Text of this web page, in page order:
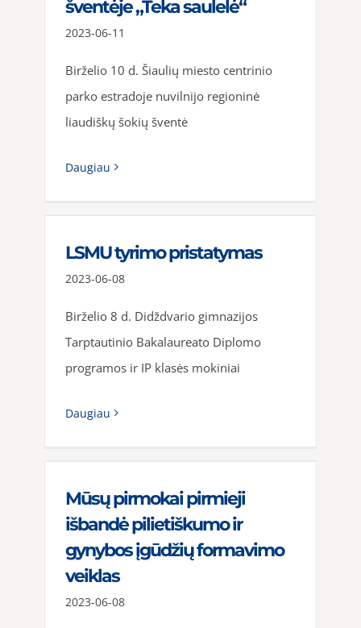
šventėje „Teka saulelė“
2023-06-11
Birželio 10 d. Šiaulių miesto centrinio
parko estradoje nuvilnijo regioninė
liaudiškų šokių šventė
Daugiau
LSMU tyrimo pristatymas
2023-06-08
Birželio 8 d. Didždvario gimnazijos
Tarptautinio Bakalaureato Diplomo
programos ir IP klasės mokiniai
Daugiau
Mūsų pirmokai pirmieji
išbandė pilietiškumo ir
gynybos įgūdžių formavimo
veiklas
2023-06-08